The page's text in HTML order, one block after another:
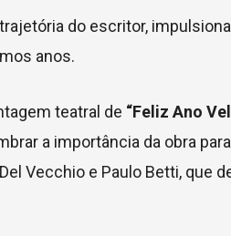
do escritor,
anos.
teatral de “Feliz Ano
a importância da obra
Vecchio e Paulo Betti, que